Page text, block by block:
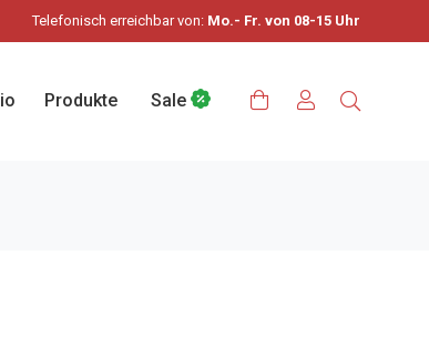
Telefonisch erreichbar von: Mo.- Fr. von 08-15 Uhr
Produkte Sale